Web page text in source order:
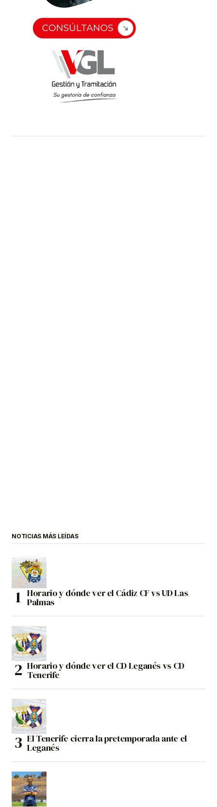
NOTICIAS MÁS LEÍDAS
Horario y dónde ver el Cádiz CF vs UD Las
Palmas
Horario y dónde ver el CD Leganés vs CD
Tenerife
El Tenerife cierra la pretemporada ante el
Leganés